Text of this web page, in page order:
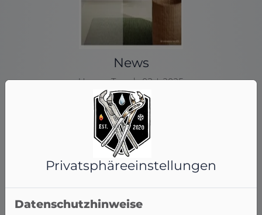
News
Unsere Trends 03 | 2025
Mehr Info hier
Privatsphäre­einstellungen
Datenschutzhinweise